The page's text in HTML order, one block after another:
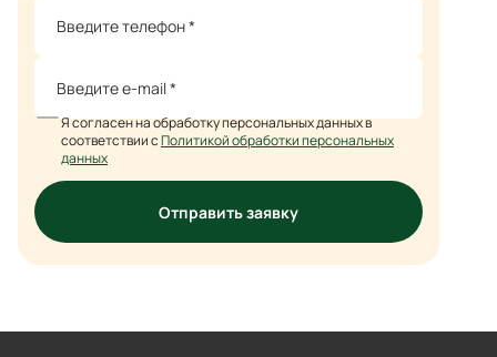
Я согласен на обработку персональных данных в
соответствии сПолитикой обработки персональных
данных
Отправить заявку